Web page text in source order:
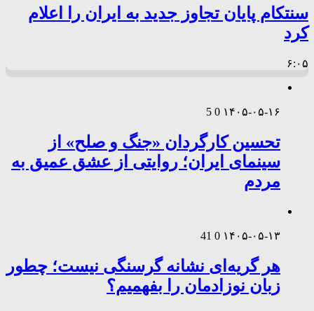
سنتکام پایان تجاوز جدید به ایران را اعلام
کرد
۶:۰۵
۱۴۰۵-۰۵-۱۶ 0
5
تحسین کارگردان «جنگ و صلح» از
سینمای ایران؛ روایتی از عشق عمیق به
مردم
۱۴۰۵-۰۵-۱۳ 0
41
هر گریه‌ای نشانه گرسنگی نیست؛ چطور
زبان نوزادمان را بفهمیم؟